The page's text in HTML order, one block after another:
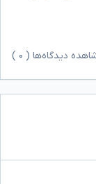
دیدگاه‌ها ( ۰